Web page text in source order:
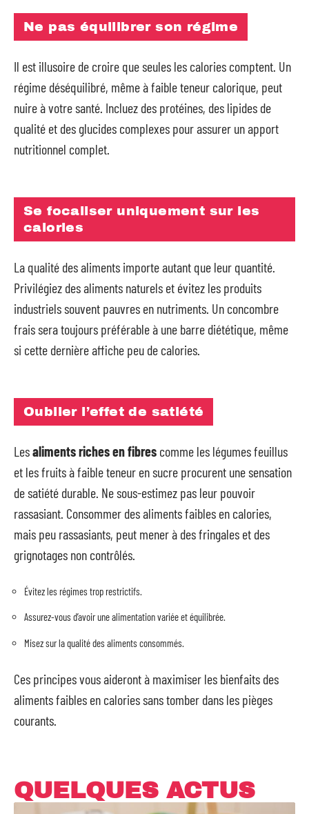
Ne pas équilibrer son régime
Il est illusoire de croire que seules les calories comptent. Un
régime déséquilibré, même à faible teneur calorique, peut
nuire à votre santé. Incluez des protéines, des lipides de
qualité et des glucides complexes pour assurer un apport
nutritionnel complet.
Se focaliser uniquement sur les
calories
La qualité des aliments importe autant que leur quantité.
Privilégiez des aliments naturels et évitez les produits
industriels souvent pauvres en nutriments. Un concombre
frais sera toujours préférable à une barre diététique, même
si cette dernière affiche peu de calories.
Oublier l’effet de satiété
Lesaliments riches en fibres comme les légumes feuillus
et les fruits à faible teneur en sucre procurent une sensation
de satiété durable. Ne sous-estimez pas leur pouvoir
rassasiant. Consommer des aliments faibles en calories,
mais peu rassasiants, peut mener à des fringales et des
grignotages non contrôlés.
Évitez les régimes trop restrictifs.
Assurez-vous d’avoir une alimentation variée et équilibrée.
Misez sur la qualité des aliments consommés.
Ces principes vous aideront à maximiser les bienfaits des
aliments faibles en calories sans tomber dans les pièges
courants.
QUELQUES ACTUS